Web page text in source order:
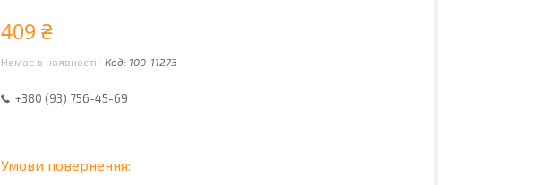
409 ₴
Немає в наявності Код: 100-11273
+380 (93) 756-45-69